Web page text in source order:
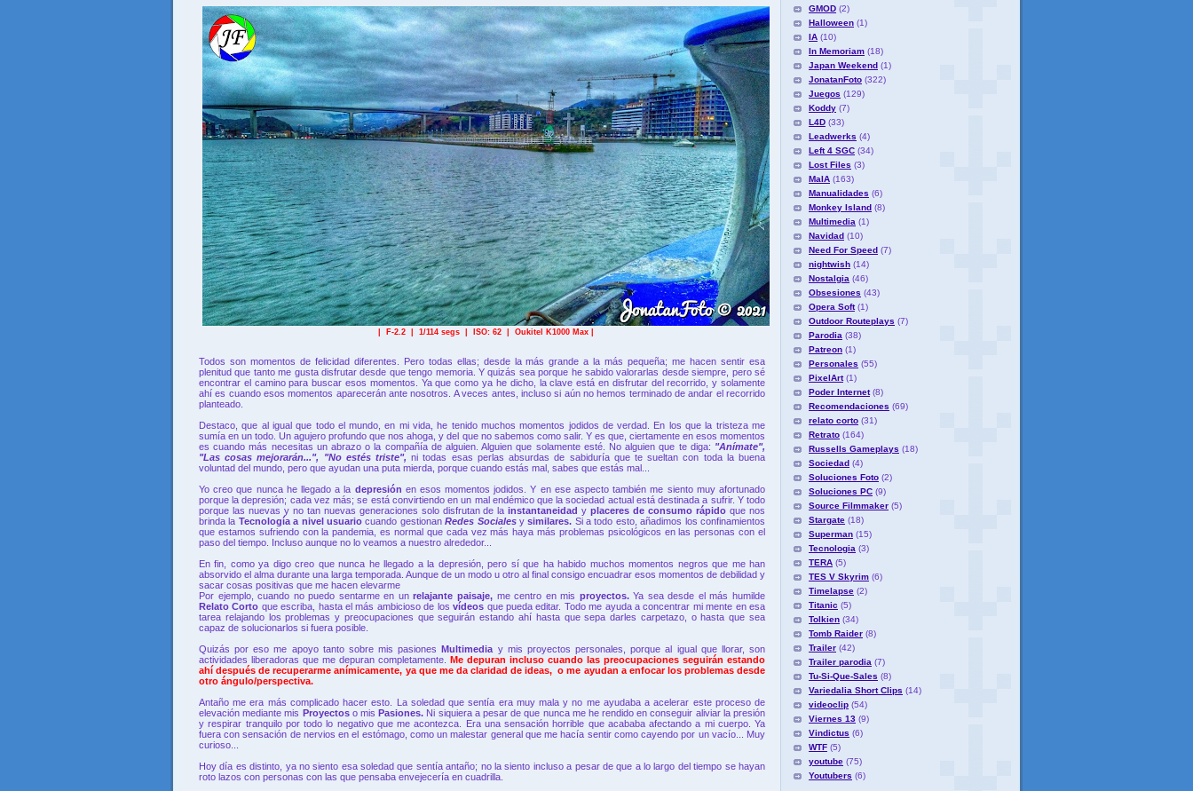
| F-2.2 | 1/114 segs | ISO: 62 | Oukitel K1000 Max |
Todos son momentos de felicidad diferentes. Pero todas ellas; desde la más grande a la más pequeña; me hacen sentir esa
plenitud que tanto me gusta disfrutar desde que tengo memoria. Y quizás sea porque he sabido valorarlas desde siempre, pero sé
encontrar el camino para buscar esos momentos. Ya que como ya he dicho, la clave está en disfrutar del recorrido, y solamente
ahí es cuando esos momentos aparecerán ante nosotros. A veces antes, incluso si aún no hemos terminado de andar el recorrido
planteado.
Destaco, que al igual que todo el mundo, en mi vida, he tenido muchos momentos jodidos de verdad. En los que la tristeza me
sumía en un todo. Un agujero profundo que nos ahoga, y del que no sabemos como salir. Y es que, ciertamente en esos momentos
es cuando más necesitas un abrazo o la compañía de alguien. Alguien que solamente esté. No alguien que te diga: "Anímate",
"Las cosas mejorarán...", "No estés triste", ni todas esas perlas absurdas de sabiduría que te sueltan con toda la buena
voluntad del mundo, pero que ayudan una puta mierda, porque cuando estás mal, sabes que estás mal...
Yo creo que nunca he llegado a la depresión en esos momentos jodidos. Y en ese aspecto también me siento muy afortunado
porque la depresión; cada vez más; se está convirtiendo en un mal endémico que la sociedad actual está destinada a sufrir. Y todo
porque las nuevas y no tan nuevas generaciones solo disfrutan de lainstantaneidadyplaceres de consumo rápidoque nos
brinda la Tecnología a nivel usuariocuando gestionanRedes Sociales ysimilares. Si a todo esto, añadimos los confinamientos
que estamos sufriendo con la pandemia, es normal que cada vez más haya más problemas psicológicos en las personas con el
paso del tiempo. Incluso aunque no lo veamos a nuestro alrededor...
En fin, como ya digo creo que nunca he llegado a la depresión, pero sí que ha habido muchos momentos negros que me han
absorvido el alma durante una larga temporada. Aunque de un modo u otro al final consigo encuadrar esos momentos de debilidad y
sacar cosas positivas que me hacen elevarme
Por ejemplo, cuando no puedo sentarme en unrelajante paisaje, me centro en mis proyectos.Ya sea desde el más humilde
Relato Corto que escriba, hasta el más ambicioso de losvídeos que pueda editar. Todo me ayuda a concentrar mi mente en esa
tarea relajando los problemas y preocupaciones que seguirán estando ahí hasta que sepa darles carpetazo, o hasta que sea
capaz de solucionarlos si fuera posible.
Quizás por eso me apoyo tanto sobre mis pasionesMultimedia y mis proyectos personales, porque al igual que llorar, son
actividades liberadoras que me depuran completamente. Me depuran incluso cuando las preocupaciones seguirán estando
ahí después de recuperarme anímicamente, ya que me da claridad de ideas, o me ayudan a enfocar los problemas desde
otro ángulo/perspectiva.
Antaño me era más complicado hacer esto. La soledad que sentía era muy mala y no me ayudaba a acelerar este proceso de
elevación mediante mis Proyectos o misPasiones. Ni siquiera a pesar de que nunca me he rendido en conseguir aliviar la presión
y respirar tranquilo por todo lo negativo que me acontezca. Era una sensación horrible que acababa afectando a mi cuerpo. Ya
fuera con sensación de nervios en el estómago, como un malestar general que me hacía sentir como cayendo por un vacío... Muy
curioso...
Hoy día es distinto, ya no siento esa soledad que sentía antaño; no la siento incluso a pesar de que a lo largo del tiempo se hayan
roto lazos con personas con las que pensaba envejecería en cuadrilla.
GMOD (2)
Halloween (1)
IA (10)
In Memoriam (18)
Japan Weekend (1)
JonatanFoto (322)
Juegos (129)
Koddy (7)
L4D (33)
Leadwerks (4)
Left 4 SGC (34)
Lost Files (3)
MaIA (163)
Manualidades (6)
Monkey Island (8)
Multimedia (1)
Navidad (10)
Need For Speed (7)
nightwish (14)
Nostalgia (46)
Obsesiones (43)
Opera Soft (1)
Outdoor Routeplays (7)
Parodia (38)
Patreon (1)
Personales (55)
PixelArt (1)
Poder Internet (8)
Recomendaciones (69)
relato corto (31)
Retrato (164)
Russells Gameplays (18)
Sociedad (4)
Soluciones Foto (2)
Soluciones PC (9)
Source Filmmaker (5)
Stargate (18)
Superman (15)
Tecnologia (3)
TERA (5)
TES V Skyrim (6)
Timelapse (2)
Titanic (5)
Tolkien (34)
Tomb Raider (8)
Trailer (42)
Trailer parodia (7)
Tu-Si-Que-Sales (8)
Variedalia Short Clips (14)
videoclip (54)
Viernes 13 (9)
Vindictus (6)
WTF (5)
youtube (75)
Youtubers (6)